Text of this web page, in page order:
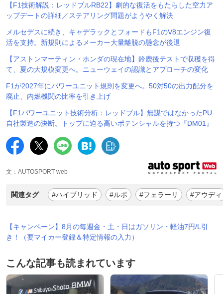
【F1技術解説：レッドブルRB22】劇的な復活をもたらした空力ア
ップデートの詳細／ステアリング問題がようやく解決
メルセデスに続き、キャデラックとフォードもF1のV8エンジン復
活を支持。新規則によるメーカー大量離脱の懸念が後退
【アストンマーティン・ホンダの現在地】鈴鹿後テストで収穫を得
て、夏の大規模変更へ。ニューウェイの認識とアプローチの変化
F1が2027年にパワーユニット規則を変更へ。50対50の出力配分を
廃止、内燃機関の比率を引き上げ
【F1パワーユニット技術分析：レッドブル】無謀ではなかったPU
自社製造の決断。トップに迫る高いポテンシャルを持つ『DM01』
文：AUTOSPORT web
関連タグ #ハイブリッド #ルポ #フェラーリ #アウディ
【キャンペーン】8月の毎週金・土・日はガソリン・軽油7円/L引
き！（要マイカー登録＆特定情報の入力）
こんな記事も読まれています